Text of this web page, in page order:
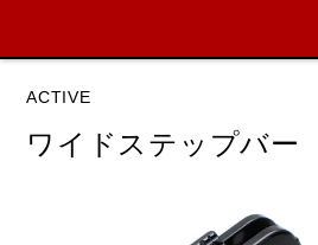
ACTIVE
ワイドステップバー